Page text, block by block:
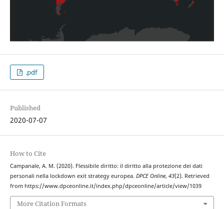
.pdf
Published
2020-07-07
How to Cite
Campanale, A. M. (2020). Flessibile diritto: il diritto alla protezione dei dati
personali nella lockdown exit strategy europea. DPCE Online, 43(2). Retrieved
from https://www.dpceonline.it/index.php/dpceonline/article/view/1039
More Citation Formats